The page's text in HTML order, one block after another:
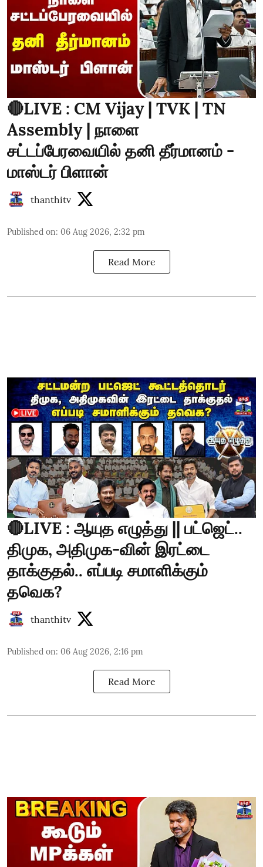
🔴LIVE : CM Vijay | TVK | TN
Assembly | நாளை
சட்டப்பேரவையில் தனி தீர்மானம் -
மாஸ்டர் பிளான்
thanthitv
Published on: 06 Aug 2026, 2:32 pm
Read More
🔴LIVE : ஆயுத எழுத்து || பட்ஜெட்..
திமுக, அதிமுக-வின் இரட்டை
தாக்குதல்.. எப்படி சமாளிக்கும்
தவெக?
thanthitv
Published on: 06 Aug 2026, 2:16 pm
Read More